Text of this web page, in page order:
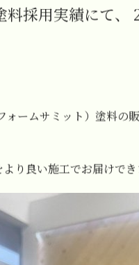
料採用実績にて、
ォームサミット）塗料の
り良い施工でお届けで